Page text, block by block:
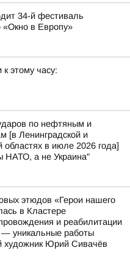
34-й фестиваль
«Окно в Европу»
этому часу:
по нефтяным и
[в Ленинградской и
областях в июле 2026 года]
НАТО, а не Украина"
этюдов «Герои нашего
в Кластере
и реабилитации
уникальные работы
художник Юрий Сивачёв